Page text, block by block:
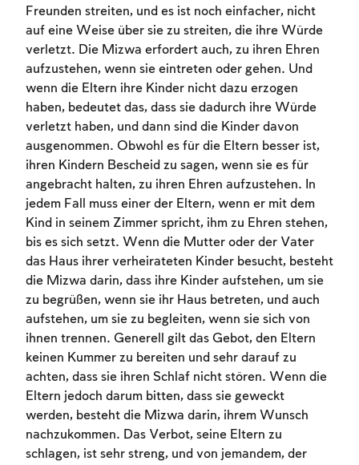
Freunden streiten, und es ist noch einfacher, nicht
auf eine Weise über sie zu streiten, die ihre Würde
verletzt. Die Mizwa erfordert auch, zu ihren Ehren
aufzustehen, wenn sie eintreten oder gehen. Und
wenn die Eltern ihre Kinder nicht dazu erzogen
haben, bedeutet das, dass sie dadurch ihre Würde
verletzt haben, und dann sind die Kinder davon
ausgenommen. Obwohl es für die Eltern besser ist,
ihren Kindern Bescheid zu sagen, wenn sie es für
angebracht halten, zu ihren Ehren aufzustehen. In
jedem Fall muss einer der Eltern, wenn er mit dem
Kind in seinem Zimmer spricht, ihm zu Ehren stehen,
bis es sich setzt. Wenn die Mutter oder der Vater
das Haus ihrer verheirateten Kinder besucht, besteht
die Mizwa darin, dass ihre Kinder aufstehen, um sie
zu begrüßen, wenn sie ihr Haus betreten, und auch
aufstehen, um sie zu begleiten, wenn sie sich von
ihnen trennen. Generell gilt das Gebot, den Eltern
keinen Kummer zu bereiten und sehr darauf zu
achten, dass sie ihren Schlaf nicht stören. Wenn die
Eltern jedoch darum bitten, dass sie geweckt
werden, besteht die Mizwa darin, ihrem Wunsch
nachzukommen. Das Verbot, seine Eltern zu
schlagen, ist sehr streng, und von jemandem, der
Account required
To mark concepts as learned, you'll need
to create an account or log in.
Sign up